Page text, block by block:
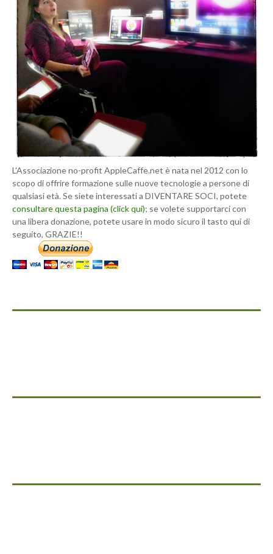
L'Associazione no-profit AppleCaffe.net è nata nel 2012 con lo
scopo di offrire formazione sulle nuove tecnologie a persone di
qualsiasi età. Se siete interessati a DIVENTARE SOCI, potete
consultare questa pagina (click qui); se volete supportarci con
una libera donazione, potete usare in modo sicuro il tasto qui di
seguito, GRAZIE!!